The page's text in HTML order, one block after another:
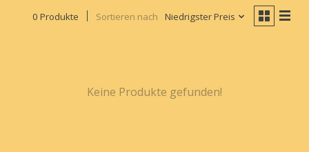
0 Produkte Sortieren nach Niedrigster Preis
Keine Produkte gefunden!